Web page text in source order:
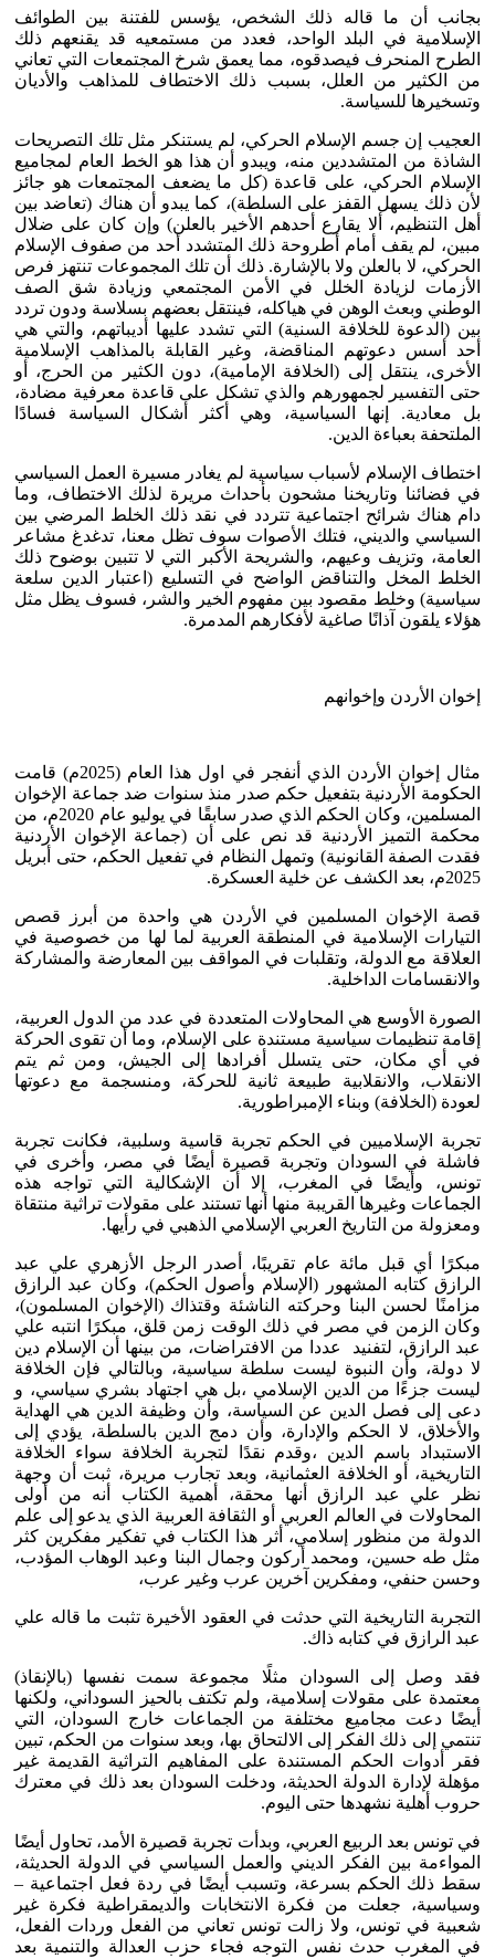
بجانب أن ما قاله ذلك الشخص، يؤسس للفتنة بين الطوائف
الإسلامية في البلد الواحد، فعدد من مستمعيه قد يقنعهم ذلك
الطرح المنحرف فيصدقوه، مما يعمق شرخ المجتمعات التي تعاني
من الكثير من العلل، بسبب ذلك الاختطاف للمذاهب والأديان
وتسخيرها للسياسة.
العجيب إن جسم الإسلام الحركي، لم يستنكر مثل تلك التصريحات
الشاذة من المتشددين منه، ويبدو أن هذا هو الخط العام لمجاميع
الإسلام الحركي، على قاعدة (كل ما يضعف المجتمعات هو جائز
لأن ذلك يسهل القفز على السلطة)، كما يبدو أن هناك (تعاضد بين
أهل التنظيم، ألا يقارع أحدهم الأخير بالعلن) وإن كان على ضلال
مبين، لم يقف أمام أطروحة ذلك المتشدد أحد من صفوف الإسلام
الحركي، لا بالعلن ولا بالإشارة. ذلك أن تلك المجموعات تنتهز فرص
الأزمات لزيادة الخلل في الأمن المجتمعي وزيادة شق الصف
الوطني وبعث الوهن في هياكله، فينتقل بعضهم بسلاسة ودون تردد
بين (الدعوة للخلافة السنية) التي تشدد عليها أديباتهم، والتي هي
أحد أسس دعوتهم المناقضة، وغير القابلة بالمذاهب الإسلامية
الأخرى، ينتقل إلى (الخلافة الإمامية)، دون الكثير من الحرج، أو
حتى التفسير لجمهورهم والذي تشكل على قاعدة معرفية مضادة،
بل معادية. إنها السياسية، وهي أكثر أشكال السياسة فسادًا
الملتحفة بعباءة الدين.
اختطاف الإسلام لأسباب سياسية لم يغادر مسيرة العمل السياسي
في فضائنا وتاريخنا مشحون بأحداث مريرة لذلك الاختطاف، وما
دام هناك شرائح اجتماعية تتردد في نقد ذلك الخلط المرضي بين
السياسي والديني، فتلك الأصوات سوف تظل معنا، تدغدغ مشاعر
العامة، وتزيف وعيهم، والشريحة الأكبر التي لا تتبين بوضوح ذلك
الخلط المخل والتناقض الواضح في التسليع (اعتبار الدين سلعة
سياسية) وخلط مقصود بين مفهوم الخير والشر، فسوف يظل مثل
هؤلاء يلقون آذانًا صاغية لأفكارهم المدمرة.
إخوان الأردن وإخوانهم
مثال إخوان الأردن الذي أنفجر في اول هذا العام (2025م) قامت
الحكومة الأردنية بتفعيل حكم صدر منذ سنوات ضد جماعة الإخوان
المسلمين، وكان الحكم الذي صدر سابقًا في يوليو عام 2020م، من
محكمة التميز الأردنية قد نص على أن (جماعة الإخوان الأردنية
فقدت الصفة القانونية) وتمهل النظام في تفعيل الحكم، حتى أبريل
2025م، بعد الكشف عن خلية العسكرة.
قصة الإخوان المسلمين في الأردن هي واحدة من أبرز قصص
التيارات الإسلامية في المنطقة العربية لما لها من خصوصية في
العلاقة مع الدولة، وتقلبات في المواقف بين المعارضة والمشاركة
والانقسامات الداخلية.
الصورة الأوسع هي المحاولات المتعددة في عدد من الدول العربية،
إقامة تنظيمات سياسية مستندة على الإسلام، وما أن تقوى الحركة
في أي مكان، حتى يتسلل أفرادها إلى الجيش، ومن ثم يتم
الانقلاب، والانقلابية طبيعة ثانية للحركة، ومنسجمة مع دعوتها
لعودة (الخلافة) وبناء الإمبراطورية.
تجربة الإسلاميين في الحكم تجربة قاسية وسلبية، فكانت تجربة
فاشلة في السودان وتجربة قصيرة أيضًا في مصر، وأخرى في
تونس، وأيضًا في المغرب، إلا أن الإشكالية التي تواجه هذه
الجماعات وغيرها القريبة منها أنها تستند على مقولات تراثية منتقاة
ومعزولة من التاريخ العربي الإسلامي الذهبي في رأيها.
مبكرًا أي قبل مائة عام تقريبًا، أصدر الرجل الأزهري علي عبد
الرازق كتابه المشهور (الإسلام وأصول الحكم)، وكان عبد الرازق
مزامنًا لحسن البنا وحركته الناشئة وقتذاك (الإخوان المسلمون)،
وكان الزمن في مصر في ذلك الوقت زمن قلق، مبكرًا انتبه علي
عبد الرازق، لتفنيد عددا من الافتراضات، من بينها أن الإسلام دين
لا دولة، وأن النبوة ليست سلطة سياسية، وبالتالي فإن الخلافة
ليست جزءًا من الدين الإسلامي ،بل هي اجتهاد بشري سياسي، و
دعى إلى فصل الدين عن السياسة، وأن وظيفة الدين هي الهداية
والأخلاق، لا الحكم والإدارة، وأن دمج الدين بالسلطة، يؤدي إلى
الاستبداد باسم الدين ،وقدم نقدًا لتجربة الخلافة سواء الخلافة
التاريخية، أو الخلافة العثمانية، وبعد تجارب مريرة، ثبت أن وجهة
نظر علي عبد الرازق أنها محقة، أهمية الكتاب أنه من أولى
المحاولات في العالم العربي أو الثقافة العربية الذي يدعو إلى علم
الدولة من منظور إسلامي، أثر هذا الكتاب في تفكير مفكرين كثر
مثل طه حسين، ومحمد أركون وجمال البنا وعبد الوهاب المؤدب،
وحسن حنفي، ومفكرين آخرين عرب وغير عرب،
التجربة التاريخية التي حدثت في العقود الأخيرة تثبت ما قاله علي
عبد الرازق في كتابه ذاك.
فقد وصل إلى السودان مثلًا مجموعة سمت نفسها (بالإنقاذ)
معتمدة على مقولات إسلامية، ولم تكتف بالحيز السوداني، ولكنها
أيضًا دعت مجاميع مختلفة من الجماعات خارج السودان، التي
تنتمي إلى ذلك الفكر إلى الالتحاق بها، وبعد سنوات من الحكم، تبين
فقر أدوات الحكم المستندة على المفاهيم التراثية القديمة غير
مؤهلة لإدارة الدولة الحديثة، ودخلت السودان بعد ذلك في معترك
حروب أهلية نشهدها حتى اليوم.
في تونس بعد الربيع العربي، وبدأت تجربة قصيرة الأمد، تحاول أيضًا
المواءمة بين الفكر الديني والعمل السياسي في الدولة الحديثة،
سقط ذلك الحكم بسرعة، وتسبب أيضًا في ردة فعل اجتماعية –
وسياسية، جعلت من فكرة الانتخابات والديمقراطية فكرة غير
شعبية في تونس، ولا زالت تونس تعاني من الفعل وردات الفعل،
في المغرب حدث نفس التوجه فجاء حزب العدالة والتنمية بعد